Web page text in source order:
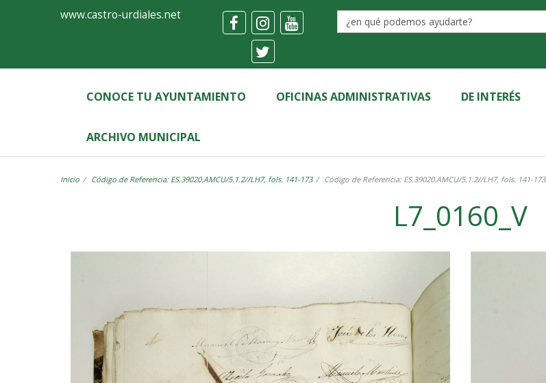
Ayuntamiento
Castro-
Urdiales
www.castro-urdiales.net
CONOCE TU AYUNTAMIENTO OFICINAS ADMINISTRATIVAS DE INTERÉS
ARCHIVO MUNICIPAL
Inicio Código de Referencia: ES.39020.AMCU/5.1.2//LH7, fols. 141-173 Código de Referencia: ES.39020.AMCU/5.1.2//LH7, fols. 141-173
L7_0160_V